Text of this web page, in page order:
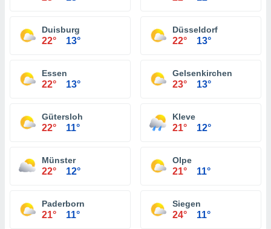
Duisburg
22° 13°
Düsseldorf
22° 13°
Essen
22° 13°
Gelsenkirchen
23° 13°
Gütersloh
22° 11°
Kleve
21° 12°
Münster
22° 12°
Olpe
21° 11°
Paderborn
21° 11°
Siegen
24° 11°